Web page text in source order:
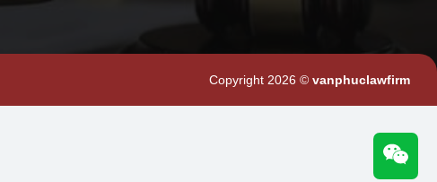
Copyright 2026 © vanphuclawfirm